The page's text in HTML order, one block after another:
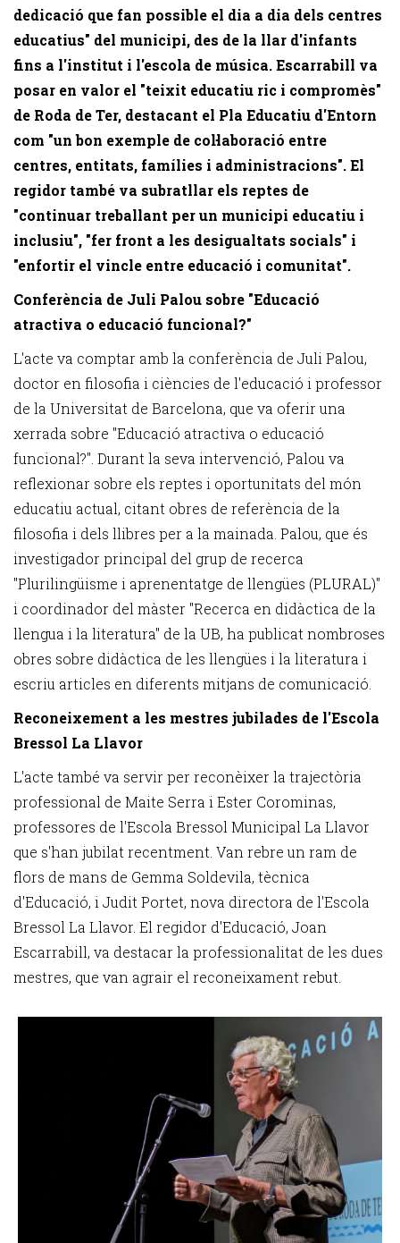
dedicació que fan possible el dia a dia dels centres
educatius" del municipi, des de la llar d'infants
fins a l'institut i l'escola de música. Escarrabill va
posar en valor el "teixit educatiu ric i compromès"
de Roda de Ter, destacant el Pla Educatiu d'Entorn
com "un bon exemple de col·laboració entre
centres, entitats, famílies i administracions". El
regidor també va subratllar els reptes de
"continuar treballant per un municipi educatiu i
inclusiu", "fer front a les desigualtats socials" i
"enfortir el vincle entre educació i comunitat".
Conferència de Juli Palou sobre "Educació
atractiva o educació funcional?"
L'acte va comptar amb la conferència de Juli Palou,
doctor en filosofia i ciències de l'educació i professor
de la Universitat de Barcelona, que va oferir una
xerrada sobre "Educació atractiva o educació
funcional?". Durant la seva intervenció, Palou va
reflexionar sobre els reptes i oportunitats del món
educatiu actual, citant obres de referència de la
filosofia i dels llibres per a la mainada. Palou, que és
investigador principal del grup de recerca
"Plurilingüisme i aprenentatge de llengües (PLURAL)"
i coordinador del màster "Recerca en didàctica de la
llengua i la literatura" de la UB, ha publicat nombroses
obres sobre didàctica de les llengües i la literatura i
escriu articles en diferents mitjans de comunicació.
Reconeixement a les mestres jubilades de l'Escola
Bressol La Llavor
L'acte també va servir per reconèixer la trajectòria
professional de Maite Serra i Ester Corominas,
professores de l'Escola Bressol Municipal La Llavor
que s'han jubilat recentment. Van rebre un ram de
flors de mans de Gemma Soldevila, tècnica
d'Educació, i Judit Portet, nova directora de l'Escola
Bressol La Llavor. El regidor d'Educació, Joan
Escarrabill, va destacar la professionalitat de les dues
mestres, que van agrair el reconeixament rebut.